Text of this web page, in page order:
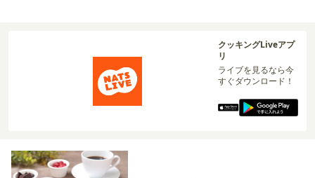
クッキングLiveアプ
リ
ライブを見るなら今
すぐダウンロード！